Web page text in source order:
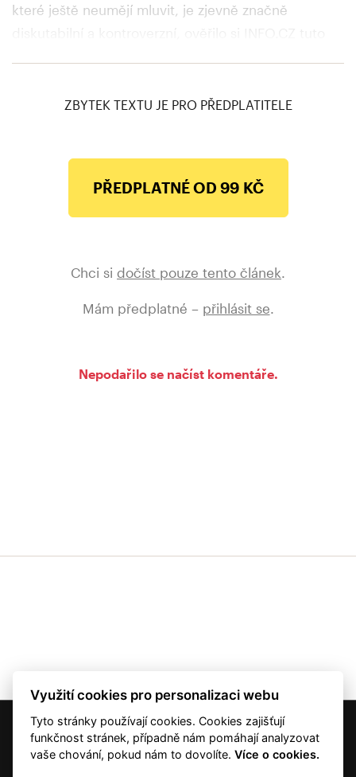
které ještě neumějí mluvit, je zjevně značně
ZBYTEK TEXTU JE PRO PŘEDPLATITELE
PŘEDPLATNÉ OD 99 KČ
Chci si dočíst pouze tento článek
Mám předplatné – přihlásit se
Nepodařilo se načíst komentáře.
© 2001 — 2026 Copyright CMI News a dodavatelé obsahu. |
Využití cookies pro personalizaci webu
Tyto stránky používají cookies. Cookies zajišťují
funkčnost stránek, případně nám pomáhají analyzovat
vaše chování, pokud nám to dovolíte.Více o cookies.